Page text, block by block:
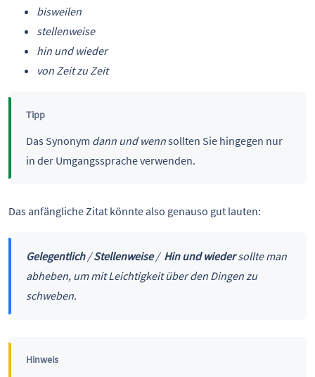
bisweilen
stellenweise
hin und wieder
von Zeit zu Zeit
Tipp
Das Synonym dann und wennsollten Sie hingegen nur
in der Umgangssprache verwenden.
Das anfängliche Zitat könnte also genauso gut lauten:
Gelegentlich/Stellenweise/ Hin und wiedersollte man
abheben, um mit Leichtigkeit über den Dingen zu
schweben.
Hinweis